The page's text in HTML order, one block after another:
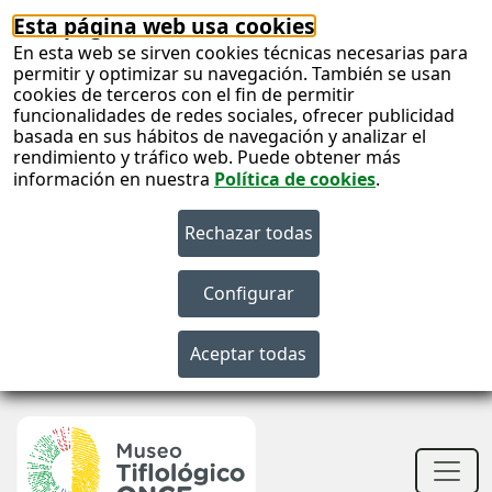
Esta página web usa cookies
En esta web se sirven cookies técnicas necesarias para
permitir y optimizar su navegación. También se usan
cookies de terceros con el fin de permitir
funcionalidades de redes sociales, ofrecer publicidad
basada en sus hábitos de navegación y analizar el
rendimiento y tráfico web. Puede obtener más
información en nuestra Política de cookies.